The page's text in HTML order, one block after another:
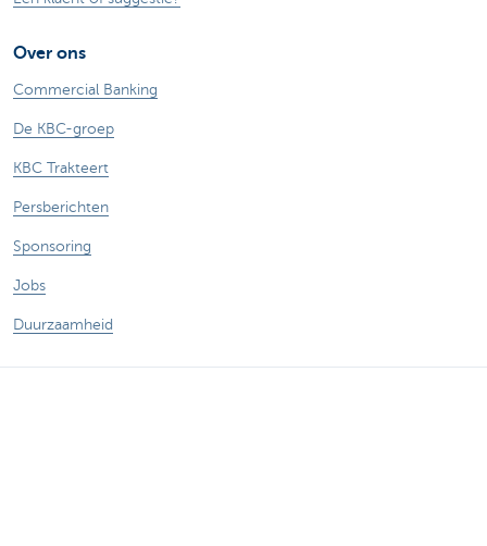
Over ons
Commercial Banking
De KBC-groep
KBC Trakteert
Persberichten
Sponsoring
Jobs
Duurzaamheid